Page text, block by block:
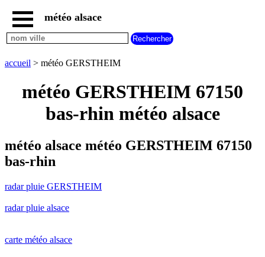
accueil
radar
GERSTHEIM
météo
alsace
carte
météo
météo
météo alsace
accueil > météo GERSTHEIM
météo GERSTHEIM 67150
bas-rhin météo alsace
météo alsace météo GERSTHEIM 67150
bas-rhin
radar pluie GERSTHEIM
radar pluie alsace
carte météo alsace